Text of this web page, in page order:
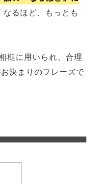
るほど、もっとも
槌に用いられ、合理
決まりのフレーズで